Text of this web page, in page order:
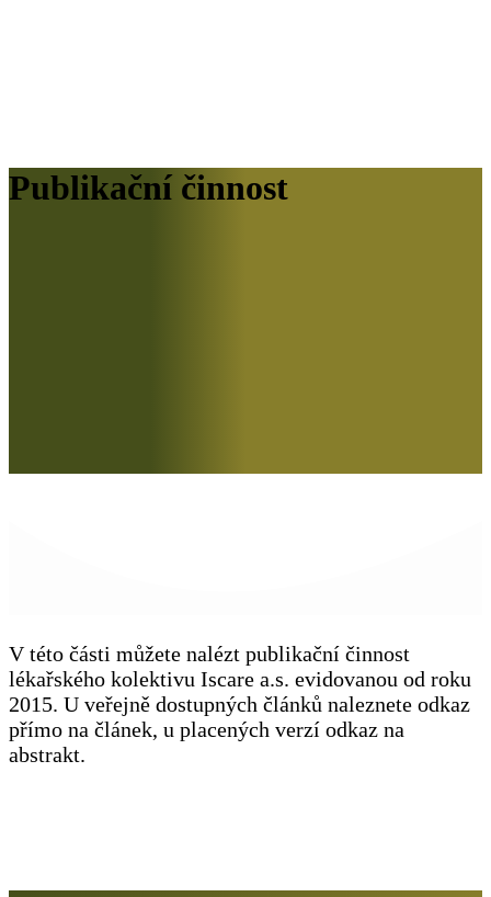
Publikační činnost
V této části můžete nalézt publikační činnost
lékařského kolektivu Iscare a.s. evidovanou od roku
2015. U veřejně dostupných článků naleznete odkaz
přímo na článek, u placených verzí odkaz na
abstrakt.